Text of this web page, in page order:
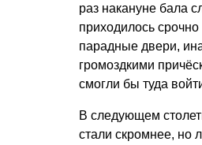
раз накануне бала
приходилось
парадные двери,
громоздкими
смогли бы туда
В следующем
стали скромнее, но